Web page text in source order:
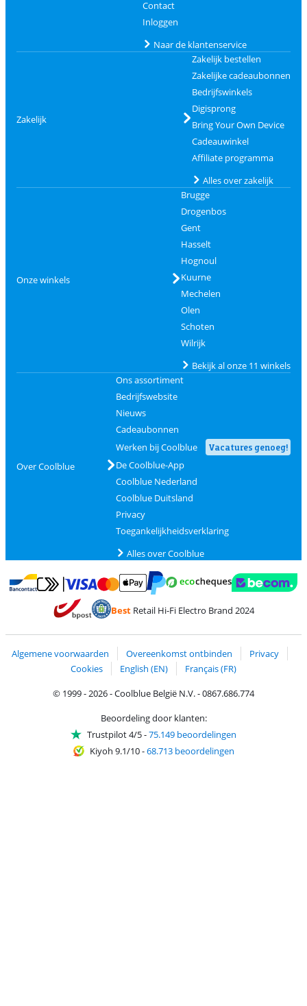
Contact
Inloggen
Naar de klantenservice
Zakelijk
Zakelijk bestellen
Zakelijke cadeaubonnen
Bedrijfswinkels
Digisprong
Bring Your Own Device
Cadeauwinkel
Affiliate programma
Alles over zakelijk
Onze winkels
Brugge
Drogenbos
Gent
Hasselt
Hognoul
Kuurne
Mechelen
Olen
Schoten
Wilrijk
Bekijk al onze 11 winkels
Over Coolblue
Ons assortiment
Bedrijfswebsite
Nieuws
Cadeaubonnen
Werken bij Coolblue
Vacatures genoeg!
De Coolblue-App
Coolblue Nederland
Coolblue Duitsland
Privacy
Toegankelijkheidsverklaring
Alles over Coolblue
Betalen met Bancontact
Betalen met MasterCard en Visa via ClickToPay
BestRetail Hi-Fi Electro Brand 2024
Algemene voorwaarden Overeenkomst ontbinden
Privacy
Cookies
English (EN)
Français (FR)
© 1999 - 2026 - Coolblue België N.V. - 0867.686.774
Beoordeling door klanten:
Trustpilot 4/5-75.149 beoordelingen
Kiyoh 9.1/10-68.713 beoordelingen